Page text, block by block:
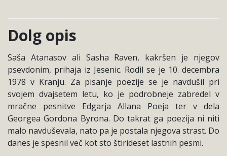
Dolg opis
Saša Atanasov ali Sasha Raven, kakršen je njegov
psevdonim, prihaja iz Jesenic. Rodil se je 10. decembra
1978 v Kranju. Za pisanje poezije se je navdušil pri
svojem dvajsetem letu, ko je podrobneje zabredel v
mračne pesnitve Edgarja Allana Poeja ter v dela
Georgea Gordona Byrona. Do takrat ga poezija ni niti
malo navduševala, nato pa je postala njegova strast. Do
danes je spesnil več kot sto štirideset lastnih pesmi.